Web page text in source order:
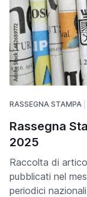
RASSEGNA STAMPA
Rassegna
2025
Raccolta di
pubblicati nel
periodici